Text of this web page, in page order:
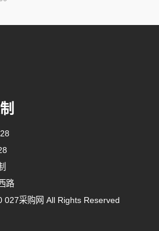
路
采购网 All Rights Reserved